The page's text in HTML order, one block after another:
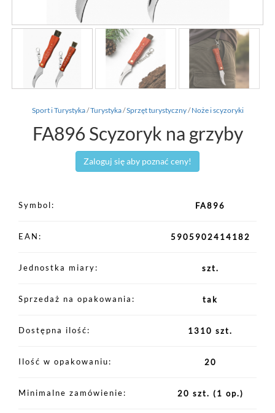
Sport i Turystyka/Turystyka/Sprzęt turystyczny/Noże i scyzoryki
FA896 Scyzoryk na grzyby
Zaloguj się aby poznać ceny!
Symbol FA896
EAN 5905902414182
Jednostka miary szt.
Sprzedaż na opakowania tak
Dostępna ilość 1310 szt.
Ilość w opakowaniu 20
Minimalne zamówienie 20 szt. (1 op.)